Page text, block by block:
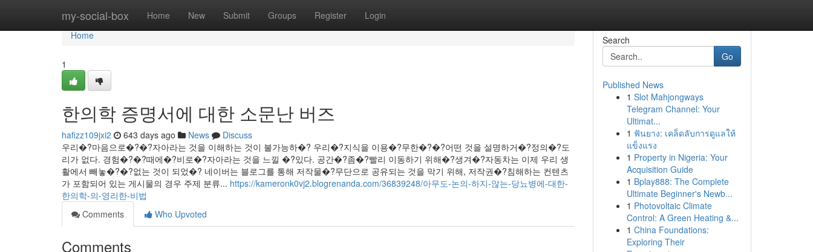
my-social-box Home New Submit Groups Register Login
Home
Home
1
한의학 증명서에 대한 소문난 버즈
hafizz109jxi2 643 days ago News
Discuss
우리�?마음으로�?�?자아라는 것을 이해하는 것이 불가능하�? 우리�?지식을 이용�?무한�?�?어떤 것을 설명하거�?정의�?도
리가 없다. 경험�?�?때에�?비로�?자아라는 것을 느낄 �?있다. 공간�?좀�?빨리 이동하기 위해�?생겨�?자동차는 이제 우리 생
활에서 빼놓�?�?없는 것이 되었�? 네이버는 블로그를 통해 저작물�?무단으로 공유되는 것을 막기 위해, 저작권�?침해하는 컨텐츠
가 포함되어 있는 게시물의 경우 주제 분류... https://kameronk0vj2.blogrenanda.com/36839248/아무도-논의-하지-않는-당뇨병에-대한-
한의학-의-영리한-비법
Comments
Who Upvoted
Comments
Search
Go
Published News
1 Slot Mahjongways
Telegram Channel: Your
Ultimat...
1 ฟันยาง: เคล็ดลับการดูแลให้
แข็งแรง
1 Property in Nigeria: Your
Acquisition Guide
1 Bplay888: The Complete
Ultimate Beginner's Newb...
1 Photovoltaic Climate
Control: A Green Heating &...
1 China Foundations:
Exploring Their